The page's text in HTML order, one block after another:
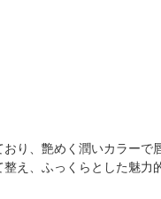
り、艶めく潤いカラーで
え、ふっくらとした魅力